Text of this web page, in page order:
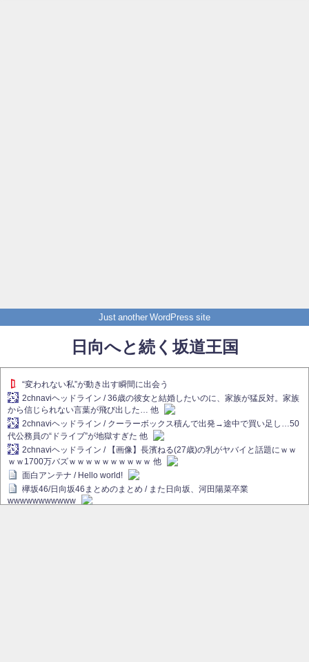
Just another WordPress site
日向へと続く坂道王国
“変われない私”が動き出す瞬間に出会う
2chnaviヘッドライン / 36歳の彼女と結婚したいのに、家族が猛反対。家族
から信じられない言葉が飛び出した… 他
2chnaviヘッドライン / クーラーボックス積んで出発→途中で買い足し…50
代公務員の“ドライブ”が地獄すぎた 他
2chnaviヘッドライン / 【画像】長濱ねる(27歳)の乳がヤバイと話題にｗｗ
ｗｗ1700万バズｗｗｗｗｗｗｗｗｗｗ 他
面白アンテナ / Hello world!
欅坂46/日向坂46まとめのまとめ / また日向坂、河田陽菜卒業
wwwwwwwwwww